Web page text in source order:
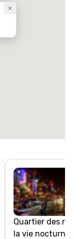
Quartier des
la vie nocturne